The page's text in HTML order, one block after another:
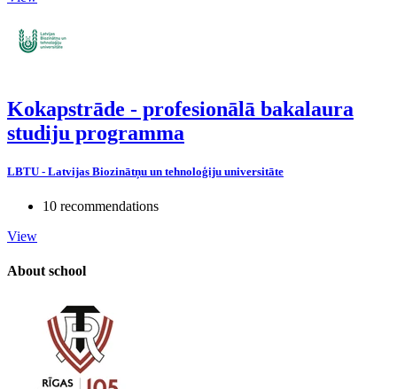
Kokapstrāde - profesionālā bakalaura
studiju programma
LBTU - Latvijas Biozinātņu un tehnoloģiju universitāte
10 recommendations
View
About school